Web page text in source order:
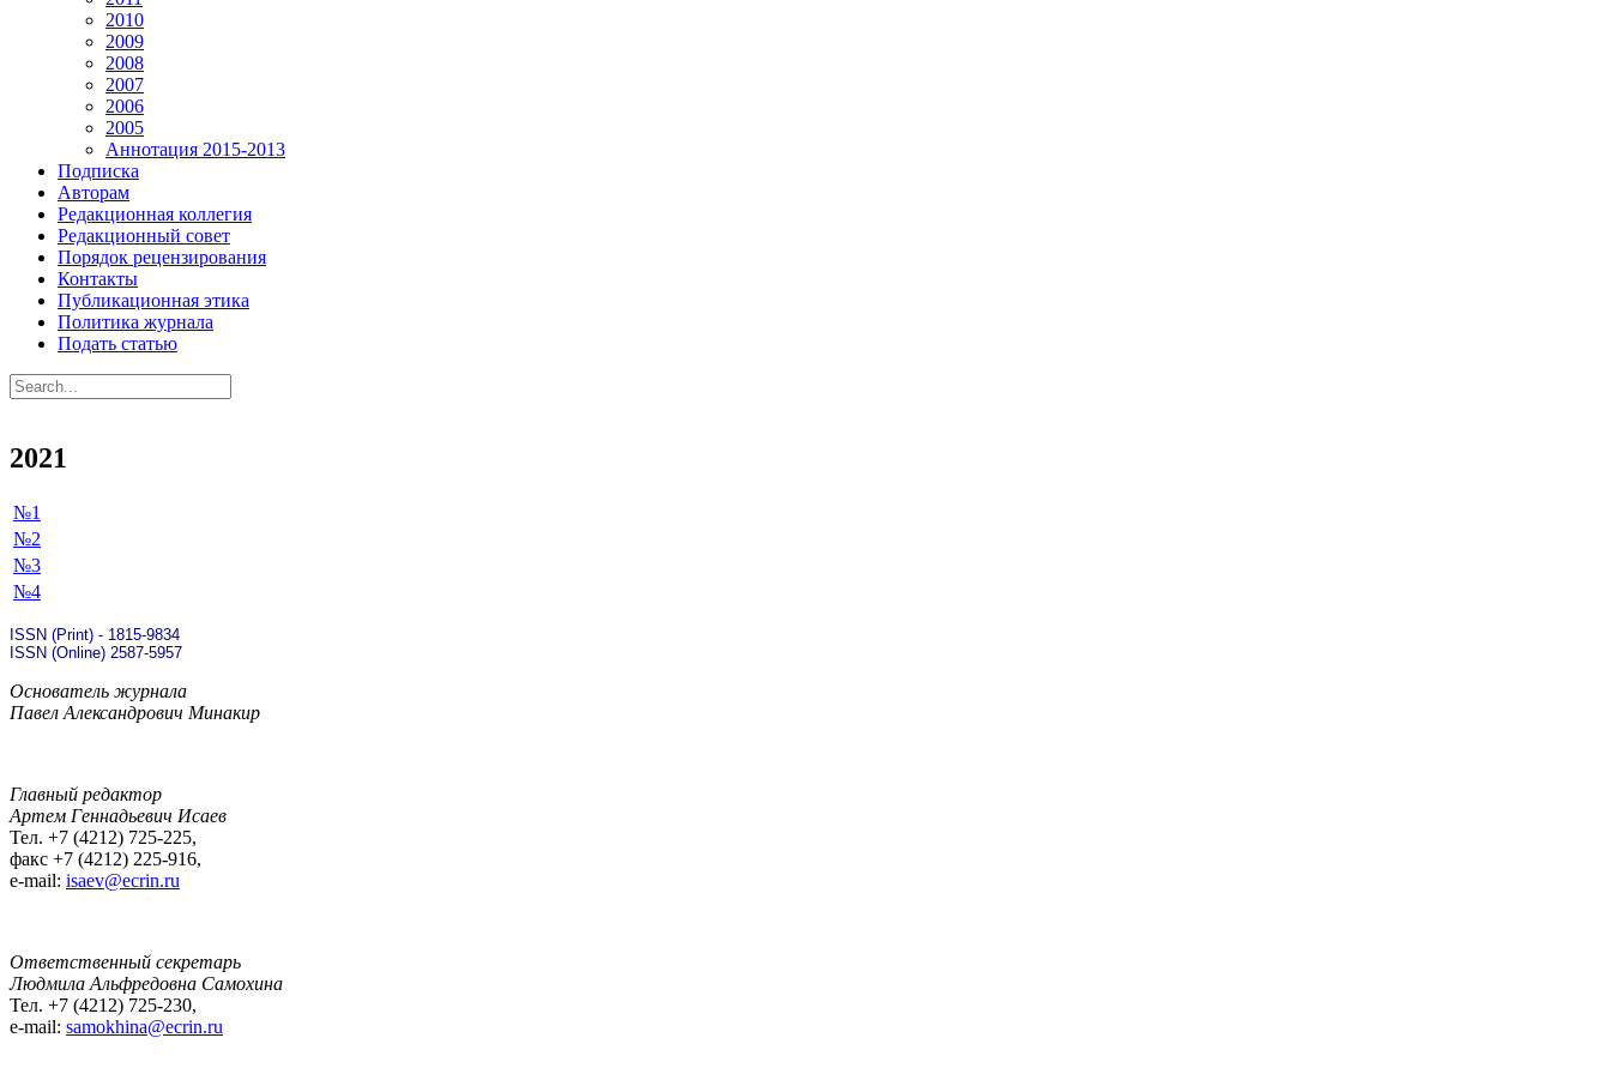
2010
2009
2008
2007
2006
2005
Аннотация 2015-2013
Подписка
Авторам
Редакционная коллегия
Редакционный совет
Порядок рецензирования
Контакты
Публикационная этика
Политика журнала
Подать статью
2021
№1
№2
№3
№4
ISSN (Print) - 1815-9834
ISSN (Online) 2587-5957
Основатель журнала
Павел Александрович Минакир
Главный редактор
Артем Геннадьевич Исаев
Тел. +7 (4212) 725-225,
факс +7 (4212) 225-916,
e-mail: isaev@ecrin.ru
Ответственный секретарь
Людмила Альфредовна Самохина
Тел. +7 (4212) 725-230,
e-mail: samokhina@ecrin.ru